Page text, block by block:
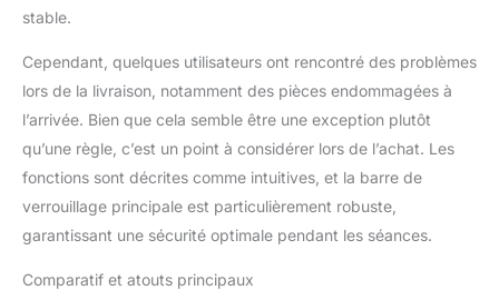
stable.
Cependant, quelques utilisateurs ont rencontré des problèmes
lors de la livraison, notamment des pièces endommagées à
l’arrivée. Bien que cela semble être une exception plutôt
qu’une règle, c’est un point à considérer lors de l’achat. Les
fonctions sont décrites comme intuitives, et la barre de
verrouillage principale est particulièrement robuste,
garantissant une sécurité optimale pendant les séances.
Comparatif et atouts principaux